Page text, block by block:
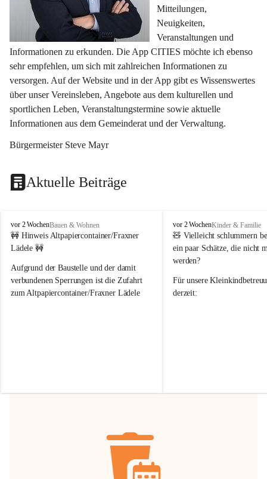
Mitteilungen,
Neuigkeiten,
Veranstaltungen und
Informationen zu erkunden. Die App CITIES möchte ich ebenso
sehr empfehlen, um sich mit zahlreichen Informationen zu
versorgen. Auf der Website und in der App gibt es Wissenswertes
über unser Vereinsleben, Angebote aus dem kulturellen und
sportlichen Leben, Veranstaltungstermine sowie aktuelle
Informationen aus dem Gemeinderat und der Verwaltung.
Bürgermeister Steve Mayr
Aktuelle Beiträge
F
r
a
e
r
n
vor 2 WochenBauen & Wohnen
🚧 Hinweis Altpapiercontainer/Fraxner
Lädele 🚧
Aufgrund der Baustelle und der damit
verbundenen Sperrungen ist die Zufahrt
zum Altpapiercontainer/Fraxner Lädele
Hilfsbereitschaft!
F
r
a
x
r
n
vor 2 WochenKinder & Familie
🧸 Vielleicht schlummern
ein paar Schätze, die nicht
werden?
Für unsere
derzeit: